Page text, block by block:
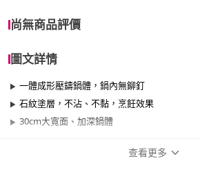
尚無商品評價
圖文詳情
一體成形壓鑄鍋體，鍋內無鉚釘
石紋塗層，不沾、不黏，烹飪效果
30cm大寬面、加深鍋體
查看更多